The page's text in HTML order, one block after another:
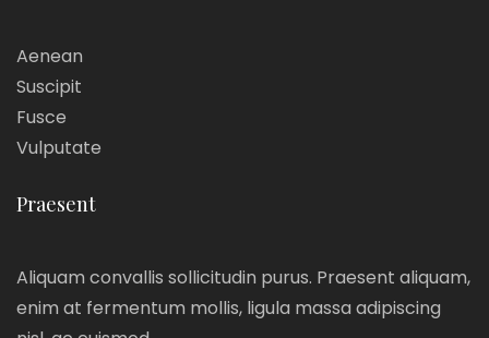
Aenean
Suscipit
Fusce
Vulputate
Praesent
Aliquam convallis sollicitudin purus. Praesent aliquam,
enim at fermentum mollis, ligula massa adipiscing